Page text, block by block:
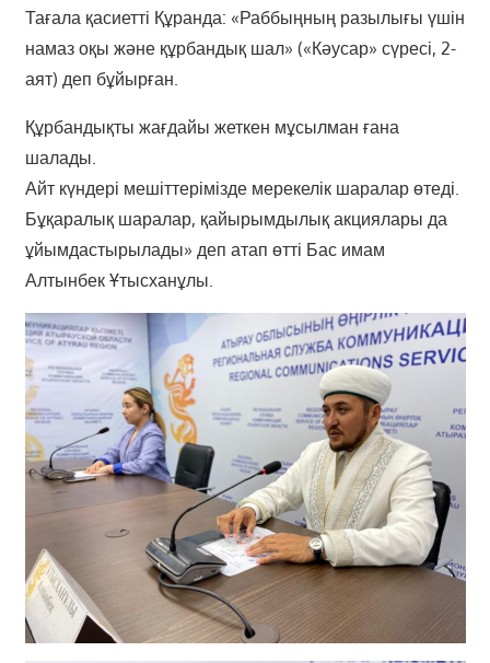
Тағала қасиетті Құранда: «Раббыңның разылығы үшін
намаз оқы және құрбандық шал» («Кәусар» сүресі, 2-
аят) деп бұйырған.
Құрбандықты жағдайы жеткен мұсылман ғана
шалады.
Айт күндері мешіттерімізде мерекелік шаралар өтеді.
Бұқаралық шаралар, қайырымдылық акциялары да
ұйымдастырылады» деп атап өтті Бас имам
Алтынбек Ұтысханұлы.